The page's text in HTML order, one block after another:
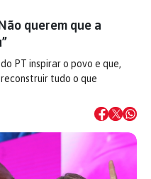
querem que a
PT inspirar o povo e que,
tudo o que